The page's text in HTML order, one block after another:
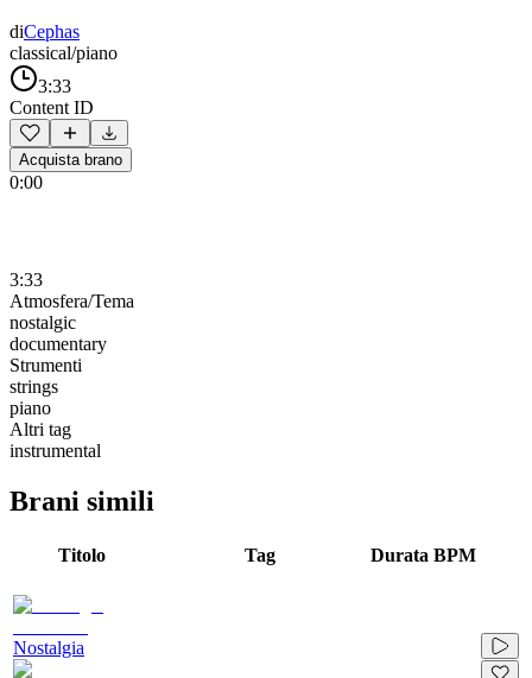
diCephas
classical/piano
3:33
Content ID
Acquista brano
0:00
3:33
Atmosfera/Tema
nostalgic
documentary
Strumenti
strings
piano
Altri tag
instrumental
Brani simili
Titolo Tag Durata BPM
Nostalgia